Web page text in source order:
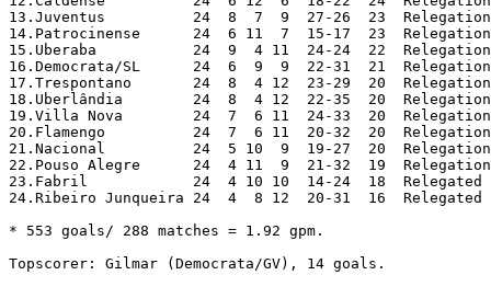
13.Juventus 	     24  8  7  9  27-26  23  Relegation play-offs
14.Patrocinense      24  6 11  7  15-17  23
15.Uberaba 	     24  9  4 11  24-24  22  Relegation play-offs
16.Democrata/SL	     24  6  9  9  22-31  21  Relegation play-offs
17.Trespontano 	     24  8  4 12  23-29  20  Relegation play-offs
18.Uberlândia 	     24  8  4 12  22-35  20  Relegation play-offs
19.Villa Nova 	     24  7  6 11  24-33  20  Relegation play-offs
20.Flamengo	     24  7  6 11  20-32  20  Relegation play-offs
21.Nacional 	     24  5 10  9  19-27  20  Relegation play-offs
22.Pouso Alegre	     24  4 11  9  21-32  19  Relegation play-offs
23.Fabril 	     24  4 10 10  14-24  18
24.Ribeiro Junqueira 24  4  8 12  20-31  16
* 553 goals/ 288 matches = 1.92 gpm.
Topscorer: Gilmar (Democrata/GV), 14 goals.